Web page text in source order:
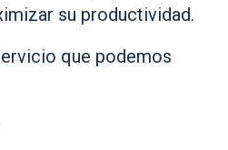
su productividad.
que podemos